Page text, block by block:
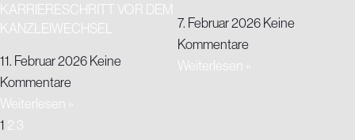
KARRIERESCHRITT VOR DEM
KANZLEIWECHSEL
11. Februar 2026Keine
Kommentare
Weiterlesen »
7. Februar 2026Keine
Kommentare
Weiterlesen »
1 2 3